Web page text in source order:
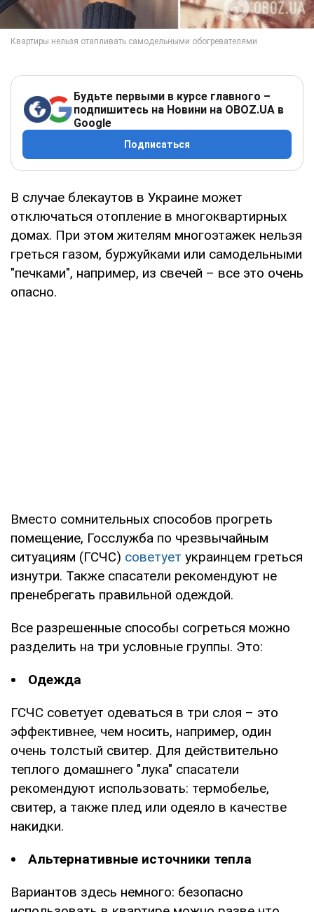
Будьте первыми в курсе главного –
подпишитесь на Новини на OBOZ.UA в
Google
Подписаться
В случае блекаутов в Украине может
отключаться отопление в многоквартирных
домах. При этом жителям многоэтажек нельзя
греться газом, буржуйками или самодельными
"печками", например, из свечей – все это очень
опасно.
Вместо сомнительных способов прогреть
помещение, Госслужба по чрезвычайным
ситуациям (ГСЧС) советует украинцем греться
изнутри. Также спасатели рекомендуют не
пренебрегать правильной одеждой.
Все разрешенные способы согреться можно
разделить на три условные группы. Это:
Одежда
ГСЧС советует одеваться в три слоя – это
эффективнее, чем носить, например, один
очень толстый свитер. Для действительно
теплого домашнего "лука" спасатели
рекомендуют использовать: термобелье,
свитер, а также плед или одеяло в качестве
накидки.
Альтернативные источники тепла
Вариантов здесь немного: безопасно